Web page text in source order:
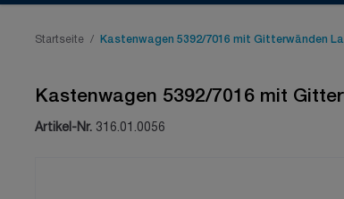
Startseite / Kastenwagen 5392/7016 mit Gitterwänden
Kastenwagen 5392/7016 mit
Artikel-Nr. 316.01.0056